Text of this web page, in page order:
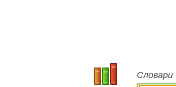
Словари